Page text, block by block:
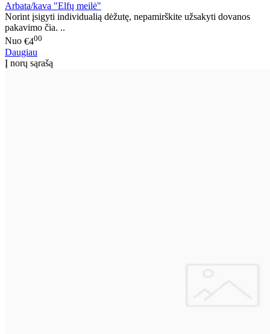
Arbata/kava "Elfų meilė"
Norint įsigyti individualią dėžutę, nepamirškite užsakyti dovanos
pakavimo čia. ..
Nuo €400
Daugiau
Į norų sąrašą